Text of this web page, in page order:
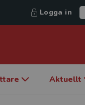
Logga in
Aktuellt